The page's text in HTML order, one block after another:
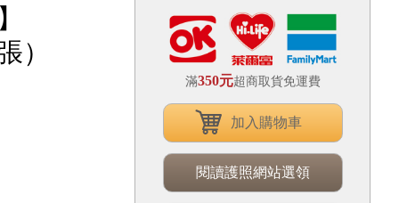
）
滿350元超商取貨免運費
加入購物車
閱讀護照網站選領